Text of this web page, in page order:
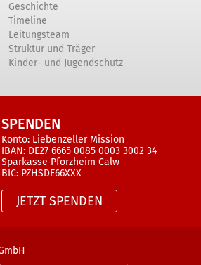
Geschichte
Timeline
Leitungsteam
Struktur und Träger
Kinder- und Jugendschutz
SPENDEN
Konto: Liebenzeller Mission
IBAN: DE27 6665 0085 0003 3002 34
Sparkasse Pforzheim Calw
BIC: PZHSDE66XXX
JETZT SPENDEN